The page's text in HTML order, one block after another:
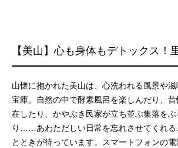
【美⼭】⼼も⾝体もデトックス！
山懐に抱かれた美山は、心洗われる風景や
宝庫。自然の中で酵素風呂を楽しんだり、
在したり、かやぶき民家が立ち並ぶ集落を
り……あわただしい日常を忘れさせてくれる
とときが待っています。スマートフォンの